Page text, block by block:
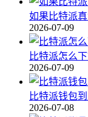
如果比特派
2026-07-09
比特派怎么
2026-07-09
比特派钱包
2026-07-08